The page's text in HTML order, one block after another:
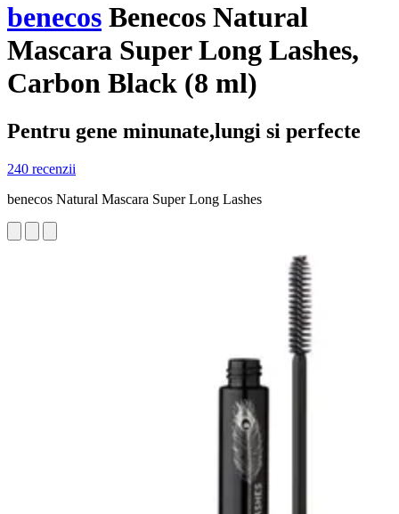
benecos Benecos Natural
Mascara Super Long Lashes,
Carbon Black (8 ml)
Pentru gene minunate,lungi si perfecte
240 recenzii
benecos Natural Mascara Super Long Lashes